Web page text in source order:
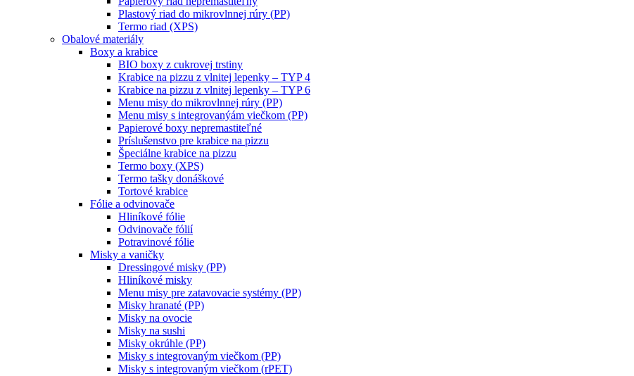
Plastový riad do mikrovlnnej rúry (PP)
Termo riad (XPS)
Obalové materiály
Boxy a krabice
BIO boxy z cukrovej trstiny
Krabice na pizzu z vlnitej lepenky – TYP 4
Krabice na pizzu z vlnitej lepenky – TYP 6
Menu misy do mikrovlnnej rúry (PP)
Menu misy s integrovanýám viečkom (PP)
Papierové boxy nepremastiteľné
Príslušenstvo pre krabice na pizzu
Špeciálne krabice na pizzu
Termo boxy (XPS)
Termo tašky donáškové
Tortové krabice
Fólie a odvinovače
Hliníkové fólie
Odvinovače fólií
Potravinové fólie
Misky a vaničky
Dressingové misky (PP)
Hliníkové misky
Menu misy pre zatavovacie systémy (PP)
Misky hranaté (PP)
Misky na ovocie
Misky na sushi
Misky okrúhle (PP)
Misky s integrovaným viečkom (PP)
Misky s integrovaným viečkom (rPET)